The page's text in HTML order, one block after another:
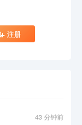
注册
43 分钟前